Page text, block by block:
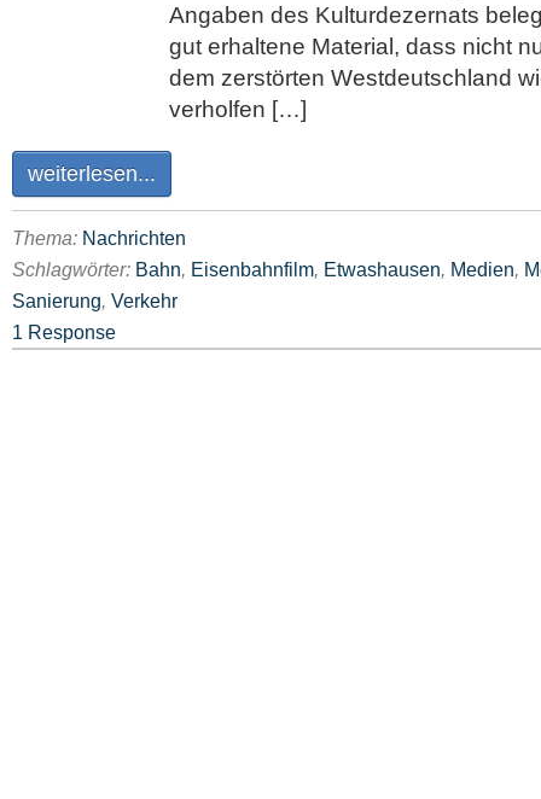
Angaben des Kulturdezernats
gut erhaltene Material, dass nicht
dem zerstörten Westdeutschland
verholfen […]
weiterlesen...
Thema: Nachrichten
Schlagwörter: Bahn, Eisenbahnfilm, Etwashausen, Medien,
Sanierung, Verkehr
1 Response